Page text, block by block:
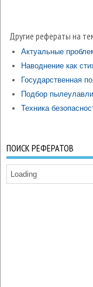
Другие рефераты на
Актуальные
Наводнение как
Государственная
Подбор
Техника
ПОИСК РЕФЕРАТОВ
Loading